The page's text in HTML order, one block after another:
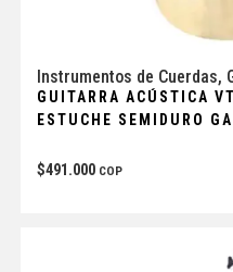
Instrumentos de Cuerdas,
GUITARRA ACÚSTICA
ESTUCHE SEMIDURO
$491.000 COP